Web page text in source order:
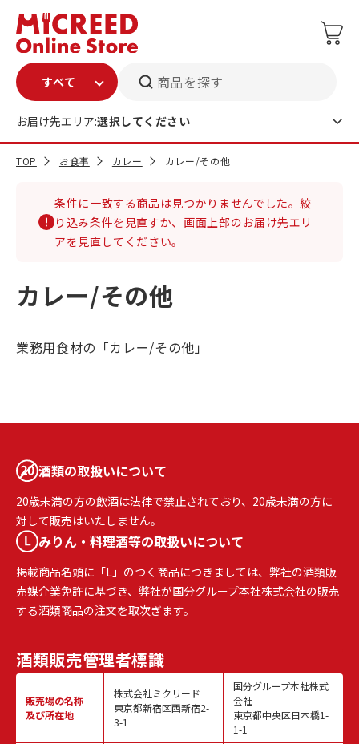
商品を探す
お届け先エリア:選択してください
TOP お食事 カレー カレー/その他
条件に一致する商品は見つかりませんでした。絞
り込み条件を見直すか、画面上部のお届け先エリ
アを見直してください。
カレー/その他
業務用食材の「カレー/その他」
酒類の取扱いについて
20歳未満の方の飲酒は法律で禁止されており、20歳未満の方に
対して販売はいたしません。
みりん・料理酒等の取扱いについて
掲載商品名頭に「L」のつく商品につきましては、弊社の酒類販
売媒介業免許に基づき、弊社が国分グループ本社株式会社の販売
する酒類商品の注文を取次ぎます。
酒類販売管理者標識
販売場の名称
及び所在地
株式会社ミクリード
東京都新宿区西新宿2-
3-1
国分グループ本社株式
会社
東京都中央区日本橋1-
1-1